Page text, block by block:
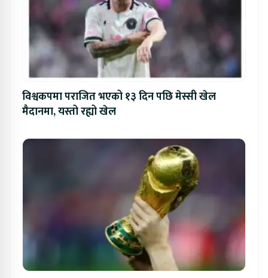
विश्वकपमा पराजित भएको १३ दिन पछि मेस्सी खेल
मैदानमा, यस्तो रह्यो खेल